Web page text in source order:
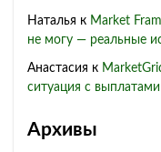
Наталья к Market
не могу — реальные
Анастасия к
ситуация с выплатами
Архивы